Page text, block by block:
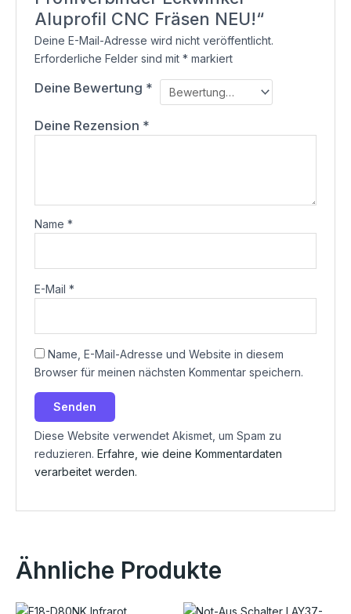
Aluprofil CNC Fräsen NEU!“
Deine E-Mail-Adresse wird nicht veröffentlicht.
Erforderliche Felder sind mit* markiert
Deine Bewertung *
Deine Rezension *
Name*
E-Mail*
Name, E-Mail-Adresse und Website in diesem
Browser für meinen nächsten Kommentar speichern.
Diese Website verwendet Akismet, um Spam zu
reduzieren.Erfahre, wie deine Kommentardaten
verarbeitet werden.
Ähnliche Produkte